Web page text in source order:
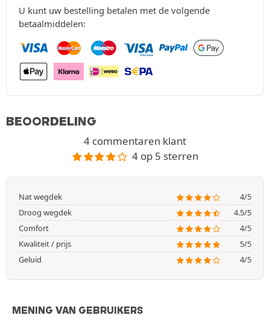
U kunt uw bestelling betalen met de volgende
betaalmiddelen:
BEOORDELING
4 commentaren klant
4 op 5 sterren
Nat wegdek
4/5
Droog wegdek
4.5/5
Comfort
4/5
Kwaliteit / prijs
5/5
Geluid
4/5
MENING VAN GEBRUIKERS